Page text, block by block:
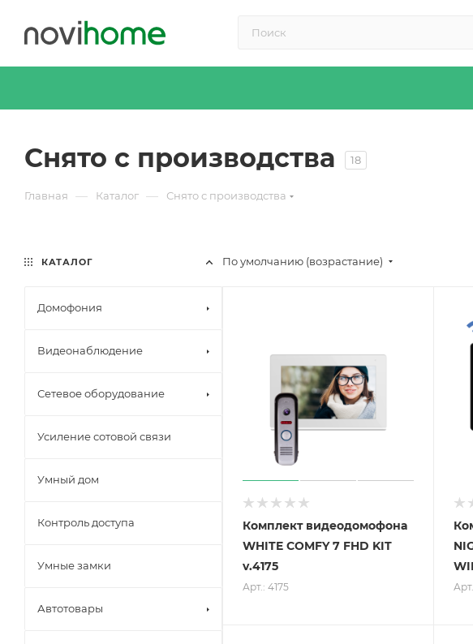
Снято с производства 18
Главная — Каталог — Снято с производства
По умолчанию (возрастание)
Комплект видеодомофона
WHITE COMFY 7 FHD KIT
v.4175
Арт.: 4175
КАТАЛОГ
Домофония
Видеонаблюдение
Сетевое оборудование
Усиление сотовой связи
Умный дом
Контроль доступа
Умные замки
Автотовары